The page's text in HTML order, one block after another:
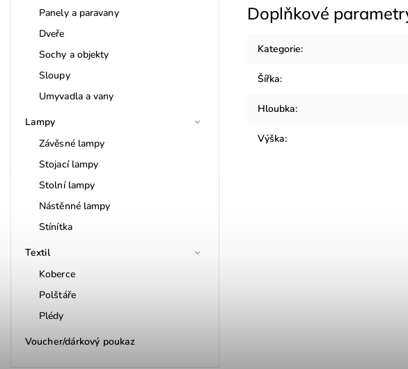
Panely a paravany
Dveře
Sochy a objekty
Sloupy
Umyvadla a vany
Lampy
Závěsné lampy
Stojací lampy
Stolní lampy
Nástěnné lampy
Stínítka
Textil
Koberce
Polštáře
Plédy
Voucher/dárkový poukaz
Doplňkové
Kategorie:
Šířka:
Hloubka:
Výška: